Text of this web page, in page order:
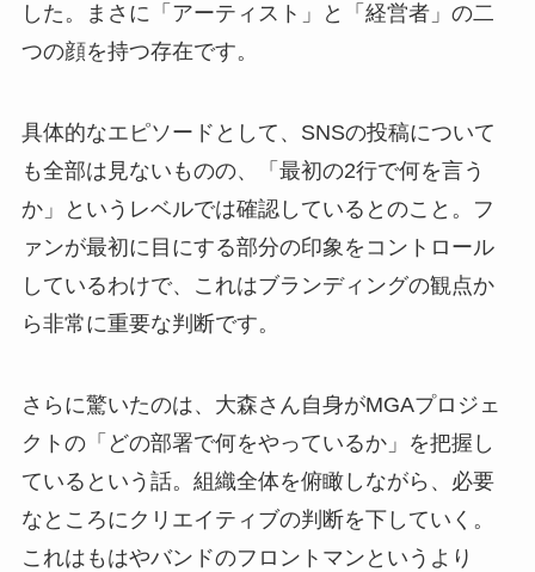
した。まさに「アーティスト」と「経営者」の二
つの顔を持つ存在です。
具体的なエピソードとして、SNSの投稿について
も全部は見ないものの、「最初の2行で何を言う
か」というレベルでは確認しているとのこと。フ
ァンが最初に目にする部分の印象をコントロール
しているわけで、これはブランディングの観点か
ら非常に重要な判断です。
さらに驚いたのは、大森さん自身がMGAプロジェ
クトの「どの部署で何をやっているか」を把握し
ているという話。組織全体を俯瞰しながら、必要
なところにクリエイティブの判断を下していく。
これはもはやバンドのフロントマンというより